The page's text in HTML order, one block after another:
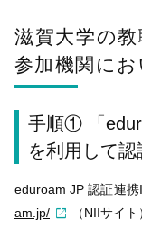
滋賀大学の
参加機関に
手順① 「
を利用して認
eduroam JP 認証連携
am.jp/
（NIIサイト